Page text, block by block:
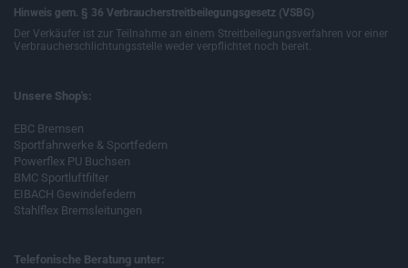
Hinweis gem. § 36 Verbraucherstreitbeilegungsgesetz (VSBG)
Der Verkäufer ist zur Teilnahme an einem Streitbeilegungsverfahren vor einer
Verbraucherschlichtungsstelle weder verpflichtet noch bereit.
Unsere Shop's:
EBC Bremsen
Sportfahrwerke & Sportfedern
Powerflex PU Buchsen
BMC Sportluftfilter
EIBACH Gewindefedern
Stahlflex Bremsleitungen
Telefonische Beratung unter: